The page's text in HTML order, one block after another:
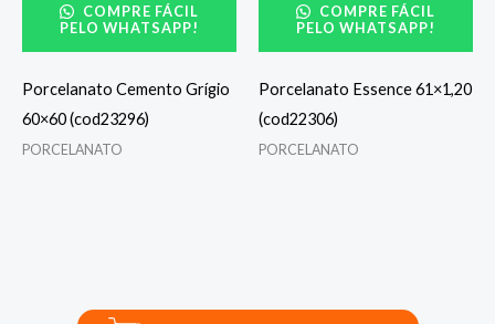
COMPRE FÁCIL
PELO WHATSAPP!
Porcelanato Cemento Grígio
60×60 (cod23296)
PORCELANATO
COMPRE FÁCIL
PELO WHATSAPP!
Porcelanato Essence 61×1,20
(cod22306)
PORCELANATO